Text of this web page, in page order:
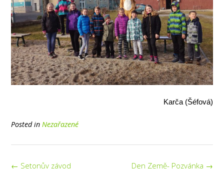
Karča (Šéfová)
Posted in Nezařazené
Post
Den Země- Pozvánka →
← Setonův závod